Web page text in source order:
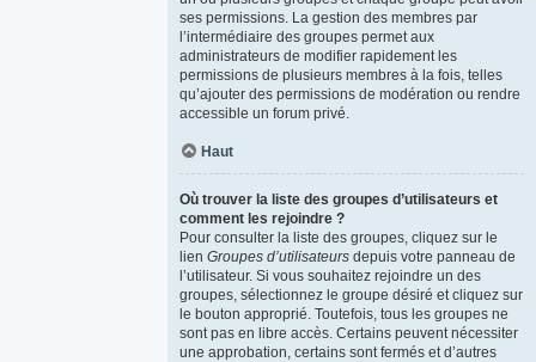
ses permissions. La gestion des membres par
l’intermédiaire des groupes permet aux
administrateurs de modifier rapidement les
permissions de plusieurs membres à la fois, telles
qu’ajouter des permissions de modération ou rendre
accessible un forum privé.
Haut
Où trouver la liste des groupes d’utilisateurs et
comment les rejoindre ?
Pour consulter la liste des groupes, cliquez sur le
lien Groupes d’utilisateurs depuis votre panneau de
l’utilisateur. Si vous souhaitez rejoindre un des
groupes, sélectionnez le groupe désiré et cliquez sur
le bouton approprié. Toutefois, tous les groupes ne
sont pas en libre accès. Certains peuvent nécessiter
une approbation, certains sont fermés et d’autres